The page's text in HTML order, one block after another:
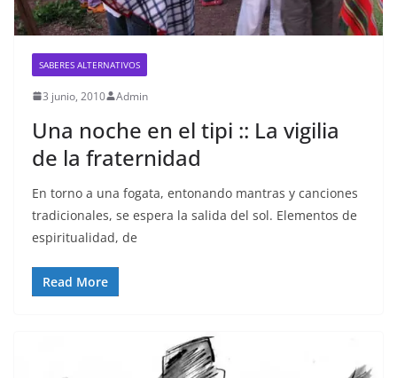
SABERES ALTERNATIVOS
3 junio, 2010 Admin
Una noche en el tipi :: La vigilia
de la fraternidad
En torno a una fogata, entonando mantras y canciones
tradicionales, se espera la salida del sol. Elementos de
espiritualidad, de
Read More